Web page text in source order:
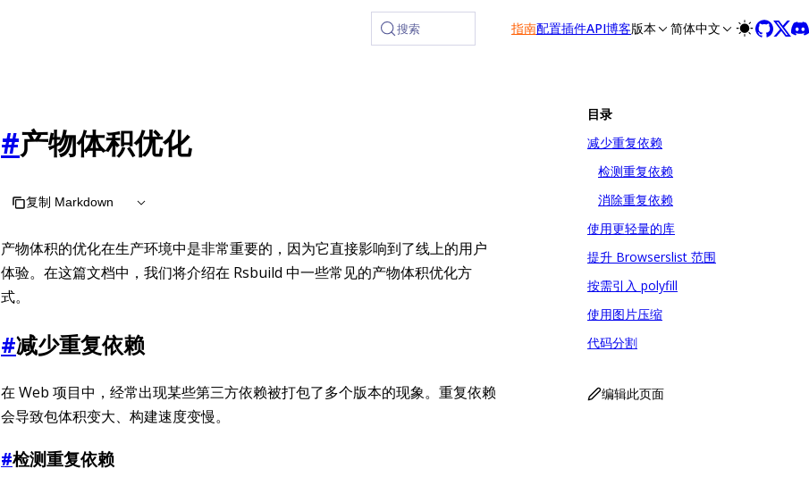
搜索 指南配置插件API博客版本 简体中文
#产物体积优化
复制 Markdown
产物体积的优化在生产环境中是非常重要的，因为它直接影响到了线上的用户
体验。在这篇文档中，我们将介绍在 Rsbuild 中一些常见的产物体积优化方
式。
#减少重复依赖
在 Web 项目中，经常出现某些第三方依赖被打包了多个版本的现象。重复依赖
会导致包体积变大、构建速度变慢。
#检测重复依赖
目录
减少重复依赖
检测重复依赖
消除重复依赖
使用更轻量的库
提升 Browserslist 范围
按需引入 polyfill
使用图片压缩
代码分割
编辑此页面